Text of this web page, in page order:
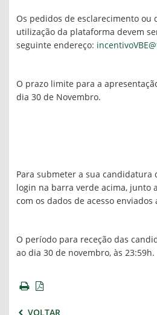
Os pedidos de esclarecimento ou
utilização da plataforma devem
seguinte endereço:
O prazo limite para a
dia 30 de Novembro.
Para submeter a sua candidatura
login na barra verde acima, junto
com os dados de acesso
O período para receção das
ao dia 30 de novembro, às 23:59h.
VOLTAR